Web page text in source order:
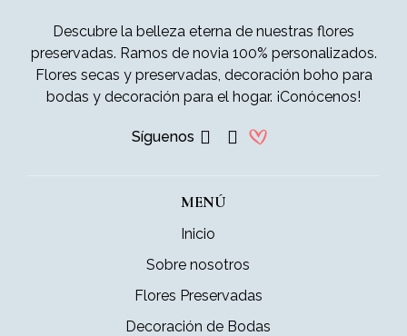
Descubre la belleza eterna de nuestras flores
preservadas. Ramos de novia 100% personalizados.
Flores secas y preservadas, decoración boho para
bodas y decoración para el hogar. ¡Conócenos!
Síguenos
MENÚ
Inicio
Sobre nosotros
Flores Preservadas
Decoración de Bodas